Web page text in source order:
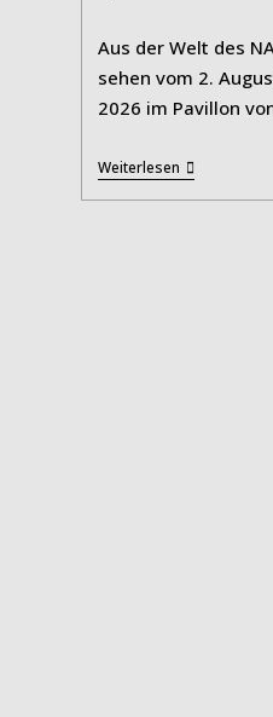
Aus der Welt des
sehen vom 2.
2026 im Pavillon
WeiterlesenSTEIN
UND
SEELE